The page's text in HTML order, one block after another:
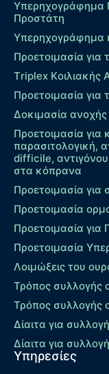
Υπερηχογράφημα
Προστάτη
Υπερηχογράφημα
Προετοιμασία για
Τriplex Kοιλιακής
Προετοιμασία
Δοκιμασία
Προετοιμασία για
παρασιτολογική,
difficile,
στα κόπρανα
Προετοιμασία
Προετοιμασία
Προετοιμασία για
Προετοιμασία
Λοιμώξεις του
Τρόπος
Τρόπος συλλογής
Δίαιτα για
Δίαιτα για
Υπηρεσίες